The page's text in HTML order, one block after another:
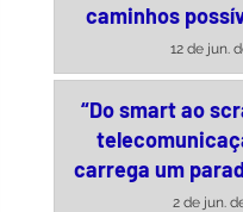
Governança
especulativos
caminhos
exploração
cassiterita
12 de jun.
“Do smart ao
carrega um
2 de jun.